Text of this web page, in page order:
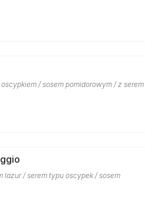
/ sosem pomidorowym / z serem
lazur / serem typu oscypek / sosem